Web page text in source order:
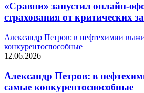
«Сравни» запустил онлайн-
страхования от критических
Александр Петров: в нефтехимии
конкурентоспособные
12.06.2026
Александр Петров: в
самые конкурентоспособные